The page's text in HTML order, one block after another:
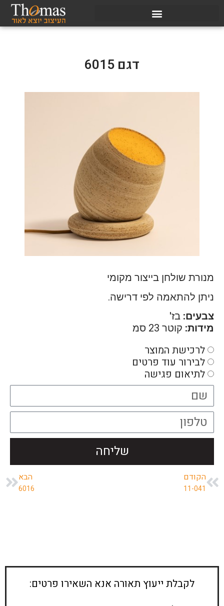
דגם 6015
מנורת שולחן בייצור מקומי
ניתן להתאמה לפי דרישה.
צבעים: בז'
מידות: קוטר 23 סמ
לרכישת המוצר
לבירור עוד פרטים
לתיאום פגישה
שליחה
הקודם
11-041
הבא
6016
לקבלת ייעוץ תאורה אנא השאירו פרטים: